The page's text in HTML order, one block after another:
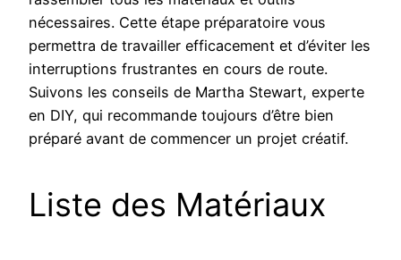
nécessaires. Cette étape préparatoire vous
permettra de travailler efficacement et d’éviter les
interruptions frustrantes en cours de route.
Suivons les conseils de Martha Stewart, experte
en DIY, qui recommande toujours d’être bien
préparé avant de commencer un projet créatif.
Liste des Matériaux